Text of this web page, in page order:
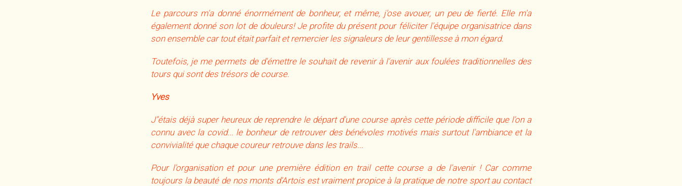
Le parcours m'a donné énormément de bonheur, et même, j'ose avouer, un peu de fierté. Elle m'a
également donné son lot de douleurs! Je profite du présent pour féliciter l'équipe organisatrice dans
son ensemble car tout était parfait et remercier les signaleurs de leur gentillesse à mon égard.
Toutefois, je me permets de d'émettre le souhait de revenir à l'avenir aux foulées traditionnelles des
tours qui sont des trésors de course.
Yves
J"étais déjà super heureux de reprendre le départ d'une course après cette période difficile que l'on a
connu avec la covid... le bonheur de retrouver des bénévoles motivés mais surtout l'ambiance et la
convivialité que chaque coureur retrouve dans les trails...
Pour l'organisation et pour une première édition en trail cette course a de l'avenir ! Car comme
toujours la beauté de nos monts d'Artois est vraiment propice à la pratique de notre sport au contact